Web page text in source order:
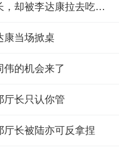
第411章 祁同伟高升常务副省长，却被李达康拉去吃大排档
康当场掀桌
伟的机会来了
厅长只认你管
厅长被陆亦可反拿捏